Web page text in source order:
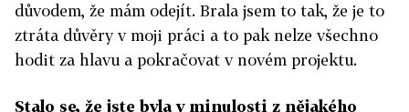
důvodem, že mám odejít. Brala jsem to tak, že je to
ztráta důvěry v moji práci a to pak nelze všechno
hodit za hlavu a pokračovat v novém projektu.
Stalo se, že jste byla v minulosti z nějakého